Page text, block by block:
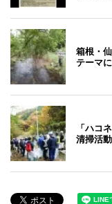
箱根・
テーマ
「ハコ
清掃活